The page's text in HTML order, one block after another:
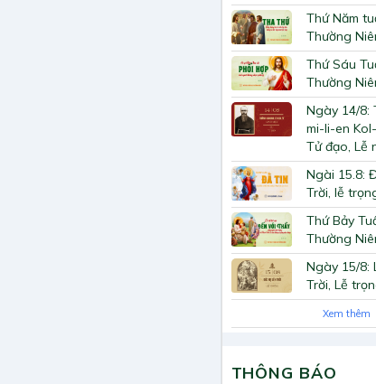
Thứ Năm
Thường
Thứ Sáu
Thường
Ngày 14/8:
mi-li-en
Tử đạo, Lễ
Ngài 15.8:
Trời, lễ
Thứ Bảy
Thường
Ngày 15/8:
Trời, Lễ
Xem thêm
THÔNG BÁO